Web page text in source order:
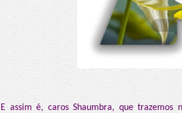
E assim é, caros Shaumbra, que trazemos